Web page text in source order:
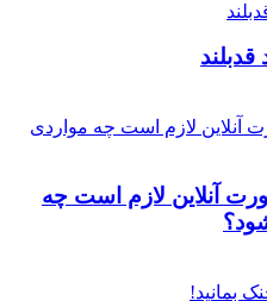
آنلاین لازم است چه